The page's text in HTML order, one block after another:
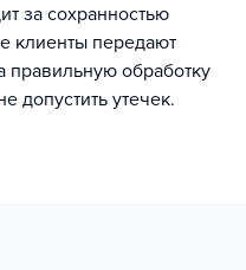
за сохранностью
клиенты передают
правильную обработку
допустить утечек.